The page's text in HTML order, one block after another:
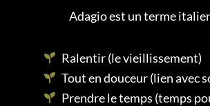
Adagio est un terme
Ralentir (le vieillissement)
Tout en douceur (lien avec
Prendre le temps (temps